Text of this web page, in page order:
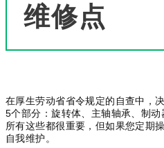
维修点
在厚生劳动省省令规定的自查中，
5个部分：旋转体、主轴轴承、制动
所有这些都很重要，但如果您定期
自我维护。